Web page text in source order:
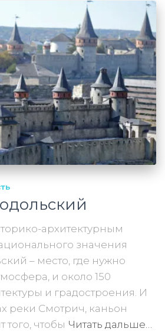
архитектурным
значения
– место, где нужно
и около 150
и градостроения. И
реки Смотрич, каньон
того, чтобы Читать дальше…